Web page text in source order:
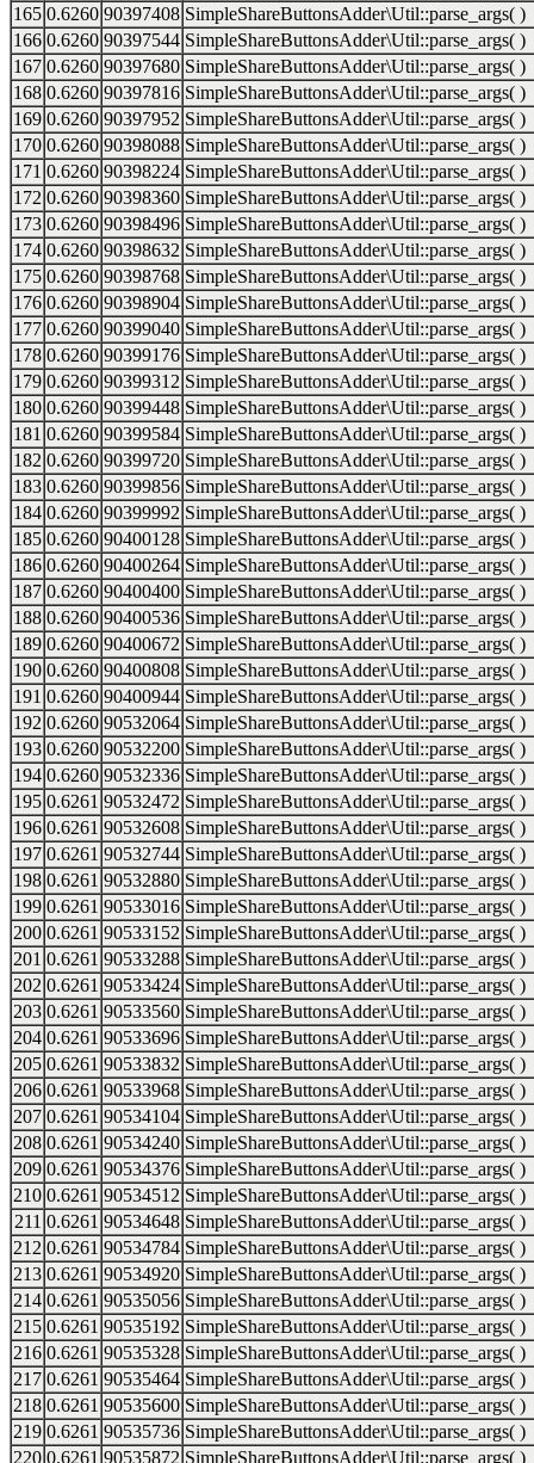
165 0.6260 90397408 SimpleShareButtonsAdder\Util::parse_args( )
166 0.6260 90397544 SimpleShareButtonsAdder\Util::parse_args( )
167 0.6260 90397680 SimpleShareButtonsAdder\Util::parse_args( )
168 0.6260 90397816 SimpleShareButtonsAdder\Util::parse_args( )
169 0.6260 90397952 SimpleShareButtonsAdder\Util::parse_args( )
170 0.6260 90398088 SimpleShareButtonsAdder\Util::parse_args( )
171 0.6260 90398224 SimpleShareButtonsAdder\Util::parse_args( )
172 0.6260 90398360 SimpleShareButtonsAdder\Util::parse_args( )
173 0.6260 90398496 SimpleShareButtonsAdder\Util::parse_args( )
174 0.6260 90398632 SimpleShareButtonsAdder\Util::parse_args( )
175 0.6260 90398768 SimpleShareButtonsAdder\Util::parse_args( )
176 0.6260 90398904 SimpleShareButtonsAdder\Util::parse_args( )
177 0.6260 90399040 SimpleShareButtonsAdder\Util::parse_args( )
178 0.6260 90399176 SimpleShareButtonsAdder\Util::parse_args( )
179 0.6260 90399312 SimpleShareButtonsAdder\Util::parse_args( )
180 0.6260 90399448 SimpleShareButtonsAdder\Util::parse_args( )
181 0.6260 90399584 SimpleShareButtonsAdder\Util::parse_args( )
182 0.6260 90399720 SimpleShareButtonsAdder\Util::parse_args( )
183 0.6260 90399856 SimpleShareButtonsAdder\Util::parse_args( )
184 0.6260 90399992 SimpleShareButtonsAdder\Util::parse_args( )
185 0.6260 90400128 SimpleShareButtonsAdder\Util::parse_args( )
186 0.6260 90400264 SimpleShareButtonsAdder\Util::parse_args( )
187 0.6260 90400400 SimpleShareButtonsAdder\Util::parse_args( )
188 0.6260 90400536 SimpleShareButtonsAdder\Util::parse_args( )
189 0.6260 90400672 SimpleShareButtonsAdder\Util::parse_args( )
190 0.6260 90400808 SimpleShareButtonsAdder\Util::parse_args( )
191 0.6260 90400944 SimpleShareButtonsAdder\Util::parse_args( )
192 0.6260 90532064 SimpleShareButtonsAdder\Util::parse_args( )
193 0.6260 90532200 SimpleShareButtonsAdder\Util::parse_args( )
194 0.6260 90532336 SimpleShareButtonsAdder\Util::parse_args( )
195 0.6261 90532472 SimpleShareButtonsAdder\Util::parse_args( )
196 0.6261 90532608 SimpleShareButtonsAdder\Util::parse_args( )
197 0.6261 90532744 SimpleShareButtonsAdder\Util::parse_args( )
198 0.6261 90532880 SimpleShareButtonsAdder\Util::parse_args( )
199 0.6261 90533016 SimpleShareButtonsAdder\Util::parse_args( )
200 0.6261 90533152 SimpleShareButtonsAdder\Util::parse_args( )
201 0.6261 90533288 SimpleShareButtonsAdder\Util::parse_args( )
202 0.6261 90533424 SimpleShareButtonsAdder\Util::parse_args( )
203 0.6261 90533560 SimpleShareButtonsAdder\Util::parse_args( )
204 0.6261 90533696 SimpleShareButtonsAdder\Util::parse_args( )
205 0.6261 90533832 SimpleShareButtonsAdder\Util::parse_args( )
206 0.6261 90533968 SimpleShareButtonsAdder\Util::parse_args( )
207 0.6261 90534104 SimpleShareButtonsAdder\Util::parse_args( )
208 0.6261 90534240 SimpleShareButtonsAdder\Util::parse_args( )
209 0.6261 90534376 SimpleShareButtonsAdder\Util::parse_args( )
210 0.6261 90534512 SimpleShareButtonsAdder\Util::parse_args( )
211 0.6261 90534648 SimpleShareButtonsAdder\Util::parse_args( )
212 0.6261 90534784 SimpleShareButtonsAdder\Util::parse_args( )
213 0.6261 90534920 SimpleShareButtonsAdder\Util::parse_args( )
214 0.6261 90535056 SimpleShareButtonsAdder\Util::parse_args( )
215 0.6261 90535192 SimpleShareButtonsAdder\Util::parse_args( )
216 0.6261 90535328 SimpleShareButtonsAdder\Util::parse_args( )
217 0.6261 90535464 SimpleShareButtonsAdder\Util::parse_args( )
218 0.6261 90535600 SimpleShareButtonsAdder\Util::parse_args( )
219 0.6261 90535736 SimpleShareButtonsAdder\Util::parse_args( )
220 0.6261 90535872 SimpleShareButtonsAdder\Util::parse_args( )